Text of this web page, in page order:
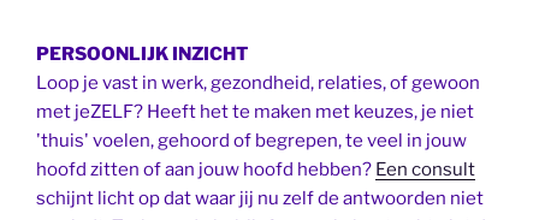
PERSOONLIJK INZICHT
Loop je vast in werk, gezondheid, relaties, of gewoon
met jeZELF? Heeft het te maken met keuzes, je niet
'thuis' voelen, gehoord of begrepen, te veel in jouw
hoofd zitten of aan jouw hoofd hebben? Een consult
schijnt licht op dat waar jij nu zelf de antwoorden niet